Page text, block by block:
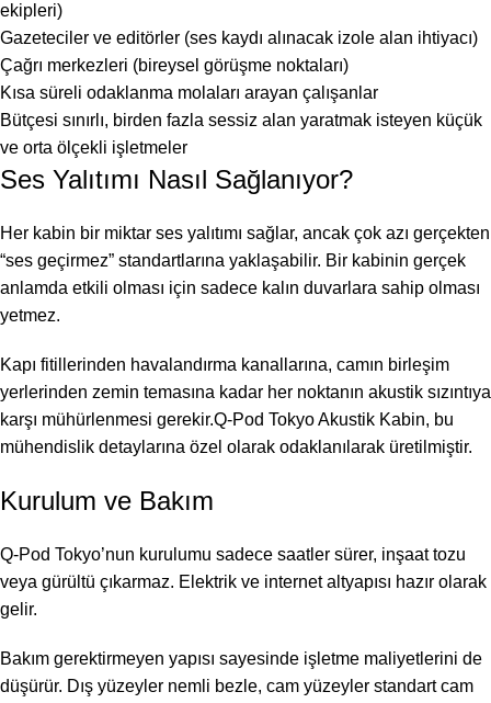
ekipleri)
Gazeteciler ve editörler (ses kaydı alınacak izole alan ihtiyacı)
Çağrı merkezleri (bireysel görüşme noktaları)
Kısa süreli odaklanma molaları arayan çalışanlar
Bütçesi sınırlı, birden fazla sessiz alan yaratmak isteyen küçük
ve orta ölçekli işletmeler
Ses Yalıtımı Nasıl Sağlanıyor?
Her kabin bir miktar ses yalıtımı sağlar, ancak çok azı gerçekten
“ses geçirmez” standartlarına yaklaşabilir. Bir kabinin gerçek
anlamda etkili olması için sadece kalın duvarlara sahip olması
yetmez.
Kapı fitillerinden havalandırma kanallarına, camın birleşim
yerlerinden zemin temasına kadar her noktanın akustik sızıntıya
karşı mühürlenmesi gerekir.Q-Pod Tokyo Akustik Kabin, bu
mühendislik detaylarına özel olarak odaklanılarak üretilmiştir.
Kurulum ve Bakım
Q-Pod Tokyo’nun kurulumu sadece saatler sürer, inşaat tozu
veya gürültü çıkarmaz. Elektrik ve internet altyapısı hazır olarak
gelir.
Bakım gerektirmeyen yapısı sayesinde işletme maliyetlerini de
düşürür. Dış yüzeyler nemli bezle, cam yüzeyler standart cam